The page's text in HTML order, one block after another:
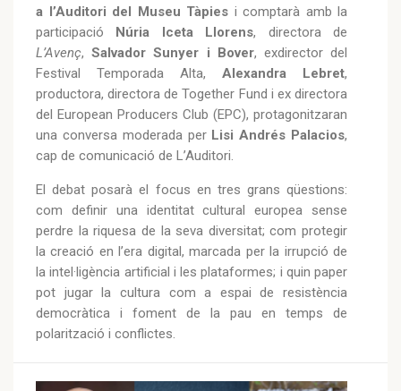
a l’Auditori del Museu Tàpies i comptarà amb la
participació Núria Iceta Llorens, directora de
L’Avenç,Salvador Sunyer i Bover, exdirector del
Festival Temporada Alta, Alexandra Lebret,
productora, directora de Together Fund i ex directora
del European Producers Club (EPC), protagonitzaran
una conversa moderada per Lisi Andrés Palacios,
cap de comunicació de L’Auditori.
El debat posarà el focus en tres grans qüestions:
com definir una identitat cultural europea sense
perdre la riquesa de la seva diversitat; com protegir
la creació en l’era digital, marcada per la irrupció de
la intel·ligència artificial i les plataformes; i quin paper
pot jugar la cultura com a espai de resistència
democràtica i foment de la pau en temps de
polarització i conflictes.